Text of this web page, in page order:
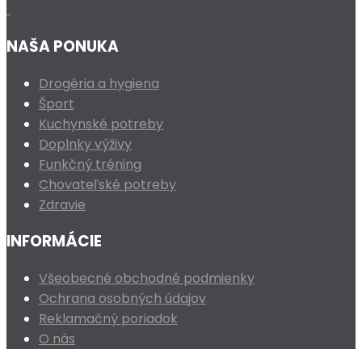
NAŠA PONUKA
Drogéria a hygiena
Šport
Kuchynské potreby
Doplnky výživy
Funkčný tréning
Chovateľské potreby
Zdravie
INFORMÁCIE
Všeobecné obchodné podmienky
Ochrana osobných údajov
Reklamačný poriadok
O nás